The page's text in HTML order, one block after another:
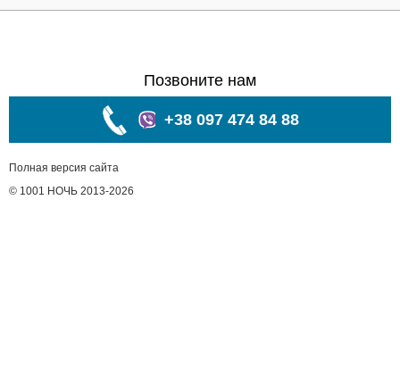
Позвоните нам
+38 097 474 84 88
Полная версия сайта
© 1001 НОЧЬ 2013-2026